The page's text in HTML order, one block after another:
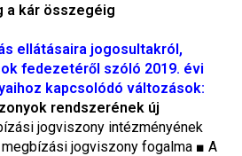
kár összegéig
ellátásaira jogosultakról,
fedezetéről szóló 2019. évi
kapcsolódó változások:
rendszerének új
jogviszony intézményének
jogviszony fogalma ■ A